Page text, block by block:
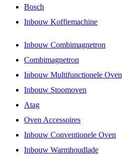
Bosch
Inbouw Koffiemachine
Inbouw Combimagnetron
Combimagnetron
Inbouw Multifunctionele Oven
Inbouw Stoomoven
Atag
Oven Accessoires
Inbouw Conventionele Oven
Inbouw Warmhoudlade